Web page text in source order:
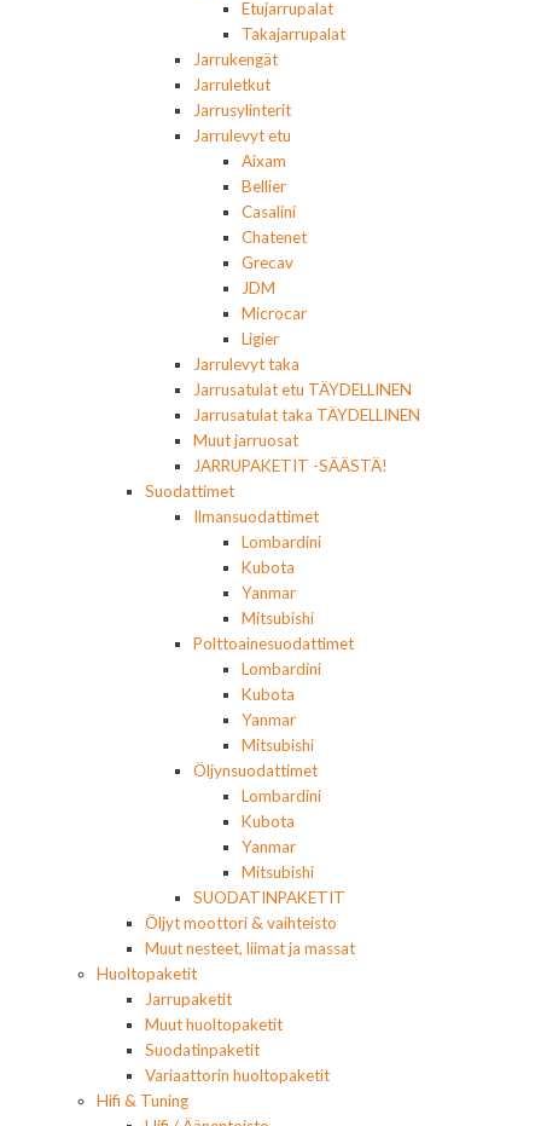
Etujarrupalat
Takajarrupalat
Jarrukengät
Jarruletkut
Jarrusylinterit
Jarrulevyt etu
Aixam
Bellier
Casalini
Chatenet
Grecav
JDM
Microcar
Ligier
Jarrulevyt taka
Jarrusatulat etu TÄYDELLINEN
Jarrusatulat taka TÄYDELLINEN
Muut jarruosat
JARRUPAKETIT -SÄÄSTÄ!
Suodattimet
Ilmansuodattimet
Lombardini
Kubota
Yanmar
Mitsubishi
Polttoainesuodattimet
Lombardini
Kubota
Yanmar
Mitsubishi
Öljynsuodattimet
Lombardini
Kubota
Yanmar
Mitsubishi
SUODATINPAKETIT
Öljyt moottori & vaihteisto
Muut nesteet, liimat ja massat
Huoltopaketit
Jarrupaketit
Muut huoltopaketit
Suodatinpaketit
Variaattorin huoltopaketit
Hifi & Tuning